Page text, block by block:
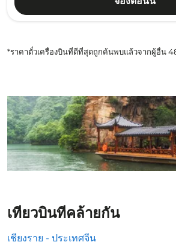
*ราคาตั๋วเครื่องบินที่ดีที่สุดถูกค้นพบแล้วจากผู้อื่น
เที่ยวบินที่คล้ายกัน
เชียงราย - ประเทศจีน